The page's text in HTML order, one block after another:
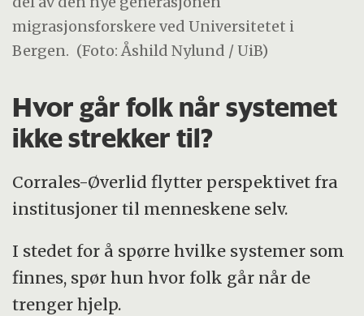
migrasjonsforskere ved Universitetet i
Bergen. (Foto: Åshild Nylund / UiB)
Hvor går folk når systemet
ikke strekker til?
Corrales-Øverlid flytter perspektivet fra
institusjoner til menneskene selv.
I stedet for å spørre hvilke systemer som
finnes, spør hun hvor folk går når de
trenger hjelp.